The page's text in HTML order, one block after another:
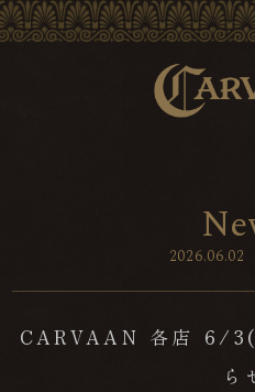
Ne
2026.06.02
CARVAAN 各店 6/3(
ら